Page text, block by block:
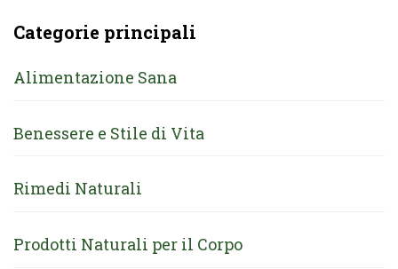
Categorie principali
Alimentazione Sana
Benessere e Stile di Vita
Rimedi Naturali
Prodotti Naturali per il Corpo